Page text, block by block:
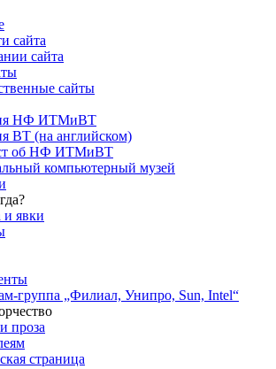
сайта
сайта
сайты
НФ ИТМиВТ
ВТ (на английском)
об НФ ИТМиВТ
компьютерный музей
и явки
группа „Филиал, Унипро, Sun, Intel“
проза
страница